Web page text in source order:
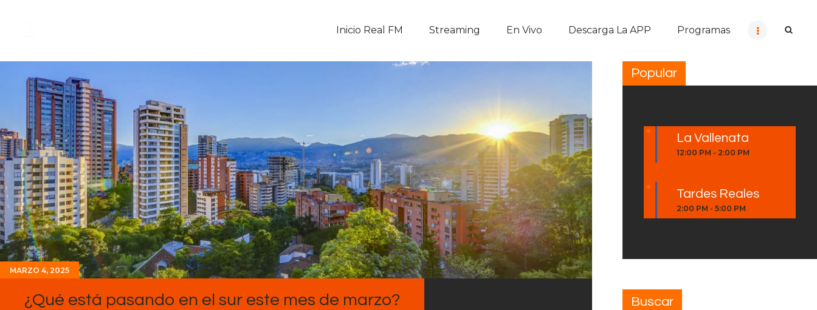
Inicio Real FM Streaming En Vivo Descarga La APP Programas
Programas
Noticias
Equipo
Sobre Nosotros
Contactos
MARZO 4, 2025
¿Qué está pasando en el sur este mes de marzo?
Popular
La Vallenata
12:00 PM - 2:00 PM
Tardes Reales
2:00 PM -5:00 PM
Buscar